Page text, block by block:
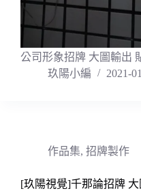
公司形象招牌 大圖輸出
玖陽小編
2021-
作品集, 招牌製作
[玖陽視覺]千那論招牌